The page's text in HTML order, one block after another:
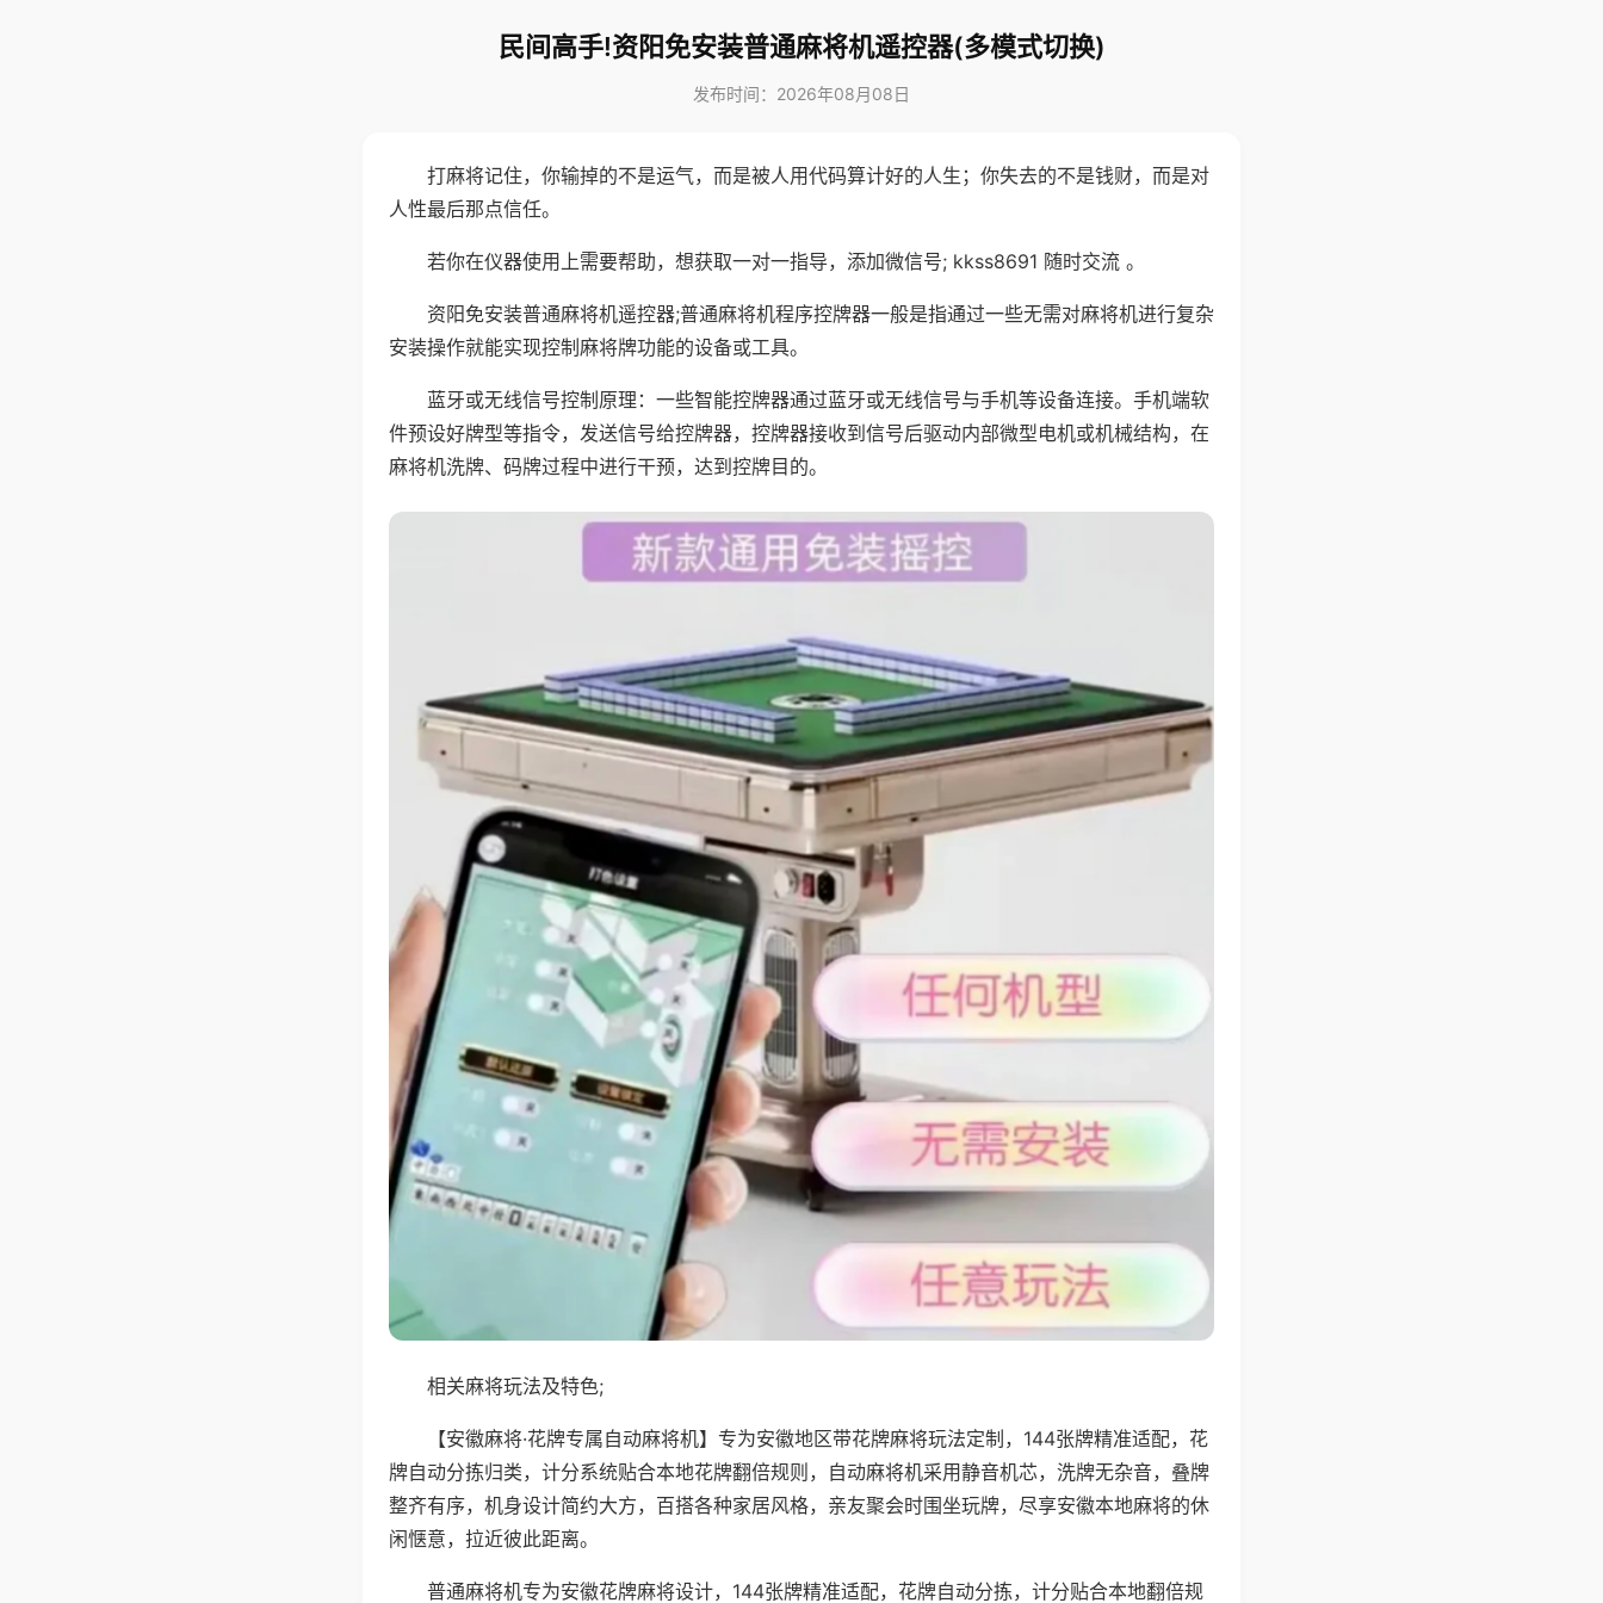
民间高手!资阳免安装普通麻将机遥控器(多模式切换)
发布时间：2026年08月08日
打麻将记住，你输掉的不是运气，而是被人用代码算计好的人生；你失去的不是钱财，而是对
人性最后那点信任。
若你在仪器使用上需要帮助，想获取一对一指导，添加微信号; kkss8691 随时交流 。
资阳免安装普通麻将机遥控器;普通麻将机程序控牌器一般是指通过一些无需对麻将机进行复杂
安装操作就能实现控制麻将牌功能的设备或工具。
蓝牙或无线信号控制原理：一些智能控牌器通过蓝牙或无线信号与手机等设备连接。手机端软
件预设好牌型等指令，发送信号给控牌器，控牌器接收到信号后驱动内部微型电机或机械结构，在
麻将机洗牌、码牌过程中进行干预，达到控牌目的。
相关麻将玩法及特色;
【安徽麻将·花牌专属自动麻将机】专为安徽地区带花牌麻将玩法定制，144张牌精准适配，花
牌自动分拣归类，计分系统贴合本地花牌翻倍规则，自动麻将机采用静音机芯，洗牌无杂音，叠牌
整齐有序，机身设计简约大方，百搭各种家居风格，亲友聚会时围坐玩牌，尽享安徽本地麻将的休
闲惬意，拉近彼此距离。
普通麻将机专为安徽花牌麻将设计，144张牌精准适配，花牌自动分拣，计分贴合本地翻倍规